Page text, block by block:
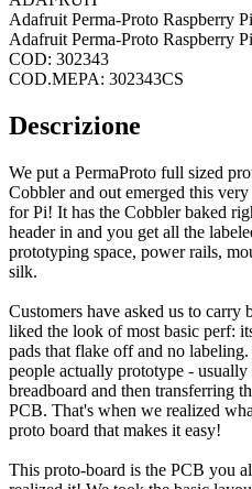
Adafruit Perma-Proto Raspberry
Adafruit Perma-Proto Raspberry
COD: 302343
COD.MEPA: 302343CS
Descrizione
We put a PermaProto full sized
Cobbler and out emerged this
for Pi! It has the Cobbler baked
header in and you get all the
prototyping space, power rails,
silk.
Customers have asked us to carry
liked the look of most basic perf:
pads that flake off and no
people actually prototype -
breadboard and then transferring
PCB. That's when we realized
proto board that makes it easy!
This proto-board is the PCB you